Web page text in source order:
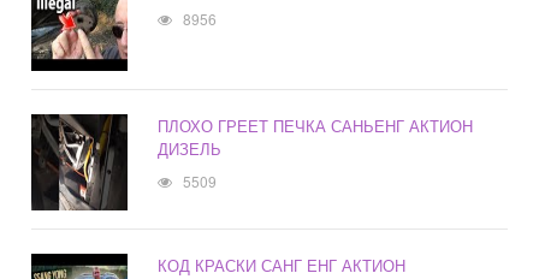
8956
ПЛОХО ГРЕЕТ ПЕЧКА САНЬЕНГ АКТИОН
ДИЗЕЛЬ
5509
КОД КРАСКИ САНГ ЕНГ АКТИОН